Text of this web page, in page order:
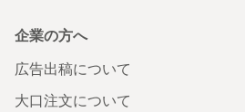
企業の方へ
広告出稿について
大口注文について